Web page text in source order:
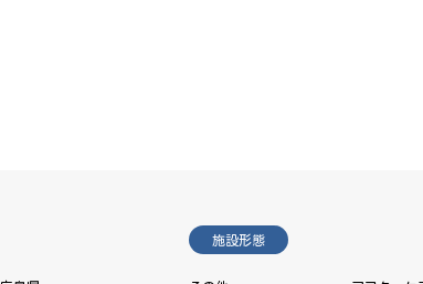
施設形態